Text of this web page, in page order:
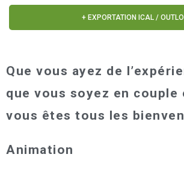
+ EXPORTATION ICAL /
Que vous ayez de
que vous soyez en couple
vous êtes tous les
Animation